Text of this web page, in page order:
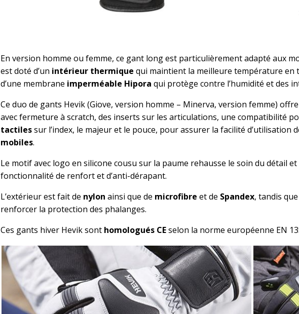
En version homme ou femme, ce gant long est particulièrement adapté aux
est doté d’un intérieur thermique qui maintient la meilleure température en
d’une membrane imperméable Hipora qui protège contre l’humidité et des
Ce duo de gants Hevik (Giove, version homme – Minerva, version femme)
avec fermeture à scratch, des inserts sur les articulations, une compatibilité
tactilessur l’index, le majeur et le pouce, pour assurer la facilité d’utilisation
mobiles.
Le motif avec logo en silicone cousu sur la paume rehausse le soin du détail
fonctionnalité de renfort et d’anti-dérapant.
L’extérieur est fait de nylon ainsi que de microfibre et de Spandex, tandis
renforcer la protection des phalanges.
Ces gants hiver Hevik sont homologués CEselon la norme européenne EN